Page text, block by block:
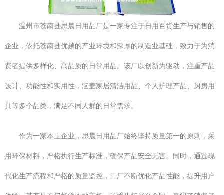
温州市苍南县思晨日用品厂是一家专注于日用百货生产与销售的
企业，依托苍南县优越的产业环境和深厚的制造业基础，致力于为消
费者提供多样化、高品质的日常用品。该厂以创新为驱动，注重产品
设计、功能性和实用性，涵盖家居清洁用品、个人护理产品、厨房用
具等多个品类，满足不同人群的日常需求。
作为一家本土企业，思晨日用品厂始终坚持质量第一的原则，采
用环保材料，严格执行生产标准，确保产品安全无害。同时，通过现
代化生产流程和严格的质量监控，工厂不断优化产品性能，提升用户